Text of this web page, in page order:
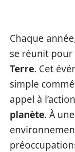
Chaque
se réunit pour
Terre. Cet
simple
appel à
planète. À